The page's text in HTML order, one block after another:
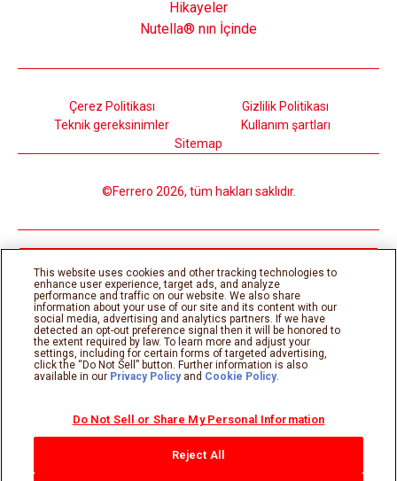
Hikayeler
Nutella® nın İçinde
©Ferrero 2026, tüm hakları saklıdır.
Çerez Politikası
Gizlilik Politikası
Teknik gereksinimler
Kullanım şartları
Sitemap
This website uses cookies and other tracking technologies to
enhance user experience, target ads, and analyze
performance and traffic on our website. We also share
information about your use of our site and its content with our
social media, advertising and analytics partners. If we have
detected an opt-out preference signal then it will be honored to
the extent required by law. To learn more and adjust your
settings, including for certain forms of targeted advertising,
click the “Do Not Sell” button. Further information is also
available in our Privacy Policyand Cookie Policy.
Do Not Sell or Share My Personal Information
Reject All